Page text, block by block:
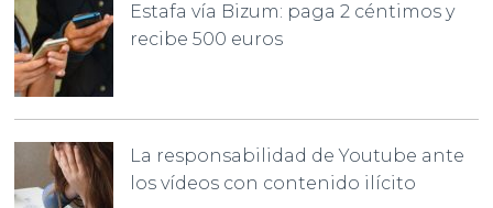
Estafa vía Bizum: paga 2 céntimos y
recibe 500 euros
La responsabilidad de Youtube ante
los vídeos con contenido ilícito